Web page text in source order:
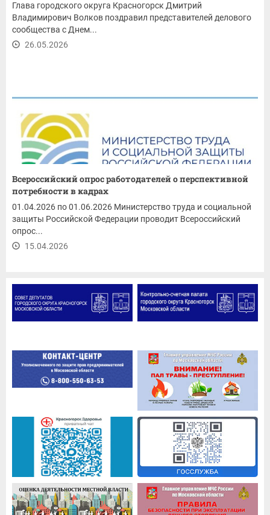
Глава городского округа Красногорск Дмитрий
Владимирович Волков поздравил представителей делового
сообщества с Днем...
26.05.2026
Всероссийский опрос работодателей о перспективной
потребности в кадрах
01.04.2026 по 01.06.2026 Министерство труда и социальной
защиты Российской Федерации проводит Всероссийский
опрос...
15.04.2026